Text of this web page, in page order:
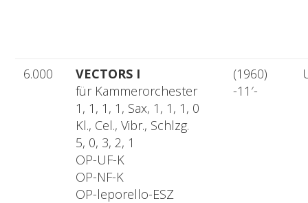
6.000
VECTORS I
für Kammerorchester
1, 1, 1, 1, Sax, 1, 1, 1, 0
Kl., Cel., Vibr., Schlzg.
5, 0, 3, 2, 1
OP-UF-K
OP-NF-K
OP-leporello-ESZ
(1960)
-11′-